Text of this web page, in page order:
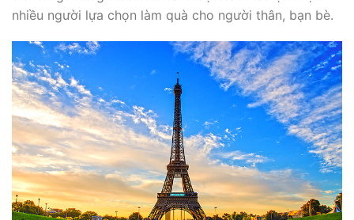
nhiều người lựa chọn làm quà cho người thân, bạn bè.